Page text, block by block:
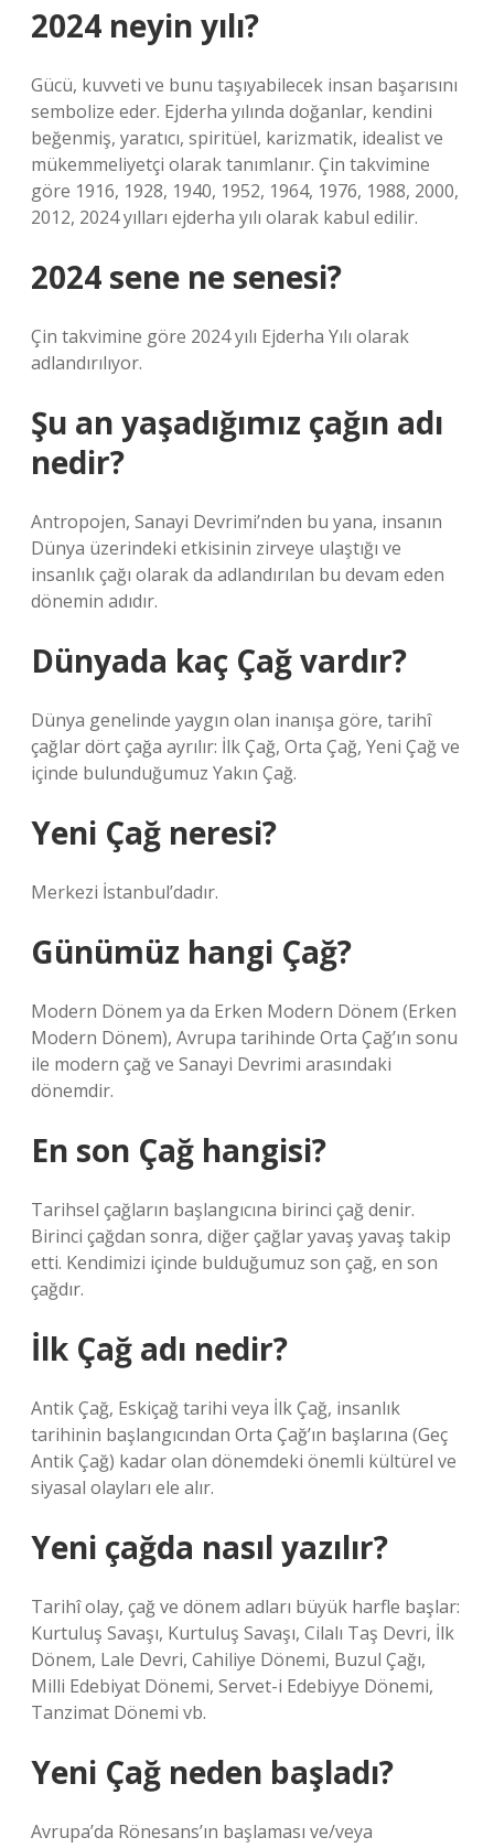
2024 neyin yılı?
Gücü, kuvveti ve bunu taşıyabilecek insan başarısını
sembolize eder. Ejderha yılında doğanlar, kendini
beğenmiş, yaratıcı, spiritüel, karizmatik, idealist ve
mükemmeliyetçi olarak tanımlanır. Çin takvimine
göre 1916, 1928, 1940, 1952, 1964, 1976, 1988, 2000,
2012, 2024 yılları ejderha yılı olarak kabul edilir.
2024 sene ne senesi?
Çin takvimine göre 2024 yılı Ejderha Yılı olarak
adlandırılıyor.
Şu an yaşadığımız çağın adı
nedir?
Antropojen, Sanayi Devrimi’nden bu yana, insanın
Dünya üzerindeki etkisinin zirveye ulaştığı ve
insanlık çağı olarak da adlandırılan bu devam eden
dönemin adıdır.
Dünyada kaç Çağ vardır?
Dünya genelinde yaygın olan inanışa göre, tarihî
çağlar dört çağa ayrılır: İlk Çağ, Orta Çağ, Yeni Çağ ve
içinde bulunduğumuz Yakın Çağ.
Yeni Çağ neresi?
Merkezi İstanbul’dadır.
Günümüz hangi Çağ?
Modern Dönem ya da Erken Modern Dönem (Erken
Modern Dönem), Avrupa tarihinde Orta Çağ’ın sonu
ile modern çağ ve Sanayi Devrimi arasındaki
dönemdir.
En son Çağ hangisi?
Tarihsel çağların başlangıcına birinci çağ denir.
Birinci çağdan sonra, diğer çağlar yavaş yavaş takip
etti. Kendimizi içinde bulduğumuz son çağ, en son
çağdır.
İlk Çağ adı nedir?
Antik Çağ, Eskiçağ tarihi veya İlk Çağ, insanlık
tarihinin başlangıcından Orta Çağ’ın başlarına (Geç
Antik Çağ) kadar olan dönemdeki önemli kültürel ve
siyasal olayları ele alır.
Yeni çağda nasıl yazılır?
Tarihî olay, çağ ve dönem adları büyük harfle başlar:
Kurtuluş Savaşı, Kurtuluş Savaşı, Cilalı Taş Devri, İlk
Dönem, Lale Devri, Cahiliye Dönemi, Buzul Çağı,
Milli Edebiyat Dönemi, Servet-i Edebiyye Dönemi,
Tanzimat Dönemi vb.
Yeni Çağ neden başladı?
Avrupa’da Rönesans’ın başlaması ve/veya